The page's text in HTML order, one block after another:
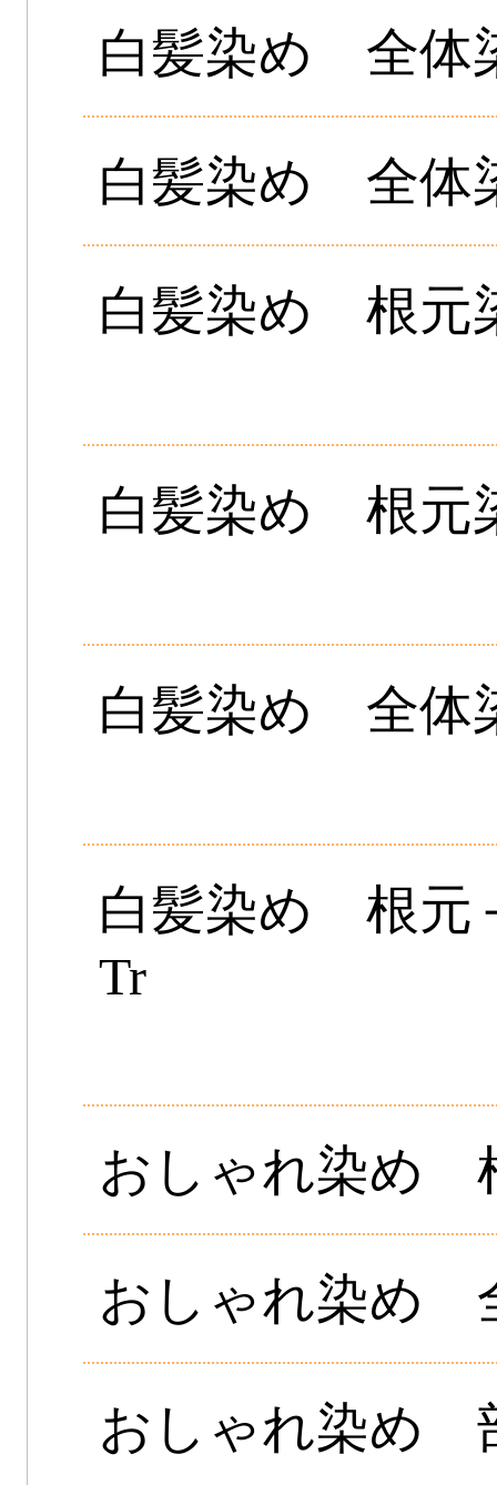
白髪染め 全体
白髪染め 全体
白髪染め 根元
白髪染め 根元
白髪染め 全体
白髪染め 根元
Tr
おしゃれ染め
おしゃれ染め
おしゃれ染め